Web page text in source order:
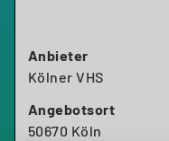
werden
Die Kölner
Einrichtung der
Post-Planung –
Kanäle anpassen
Profiloptimierung –
und Reichweite
Anbieter
Kölner VHS
Angebotsort
50670 Köln